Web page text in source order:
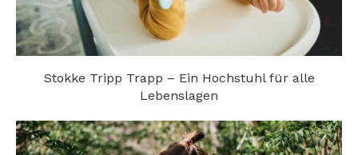
Stokke Tripp Trapp – Ein Hochstuhl für alle
Lebenslagen